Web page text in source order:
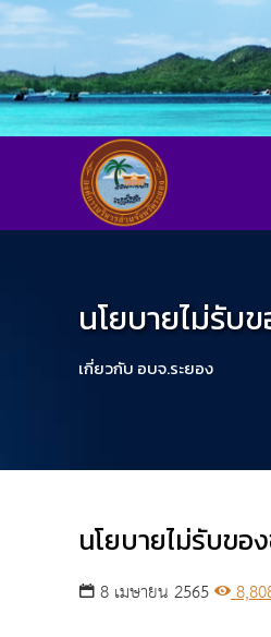
นโยบายไม่รับ
เกี่ยวกับ อบจ.ระยอง
นโยบายไม่รับข
8 เมษายน 2565